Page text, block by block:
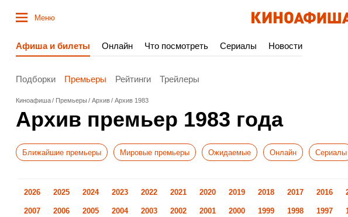
Меню
Афиша и билеты Онлайн Что посмотреть Сериалы Новости
Подборки Премьеры Рейтинги Трейлеры
Киноафиша Премьеры Архив Архив 1983
Архив премьер 1983 года
Ближайшие премьеры Мировые премьеры Ожидаемые Онлайн Сериалы
2026 2025 2024 2023 2022 2021 2020 2019 2018 2017 2016
2007 2006 2005 2004 2003 2002 2001 2000 1999 1998 1997